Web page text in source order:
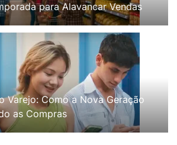
para Alavancar Vendas
Varejo: Como a Nova Geração
as Compras